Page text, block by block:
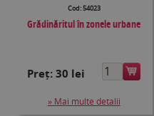
Cod: 54023
Grădinăritul în zonele urbane
Preț:30 lei
» Mai multe detalii